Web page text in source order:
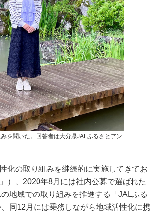
を聞いた。回答者は大分県JALふるさとアン
化の取り組みを継続的に実施してきてお
）、2020年8月には社内公募で選ばれた
地域での取り組みを推進する「JALふる
同12月には乗務しながら地域活性化に携